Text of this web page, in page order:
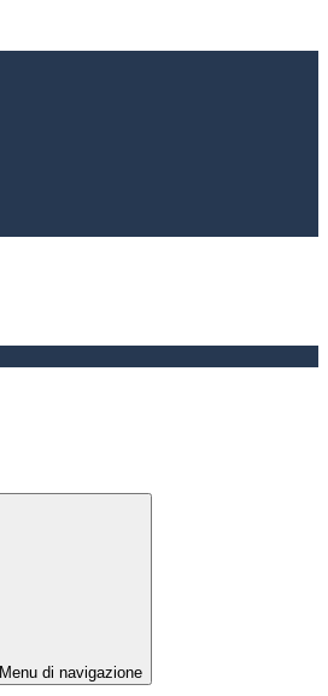
Menu di navigazione